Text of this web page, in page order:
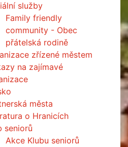
služby
Family friendly
community - Obec
přátelská rodině
zřízené městem
na zajímavé
města
o Hranicích
seniorů
Akce Klubu seniorů